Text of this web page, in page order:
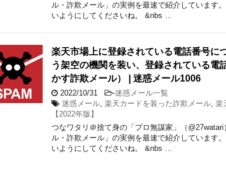
ル・詐欺メール」の実例を最速で紹介しています
いようにしてくださいね。 &nbs …
楽天市場上に登録されている電話番号に
う架空の機関を装い、登録されている電
かす詐欺メール） | 迷惑メール1006
2022/10/31 -迷惑メール一覧
迷惑メール, 楽天カードを装った詐欺メール, 楽
【2022年版】
つなワタリ＠捨て身の「プロ無謀家」（
ル・詐欺メール」の実例を最速で紹介しています
いようにしてくださいね。 &nbs …